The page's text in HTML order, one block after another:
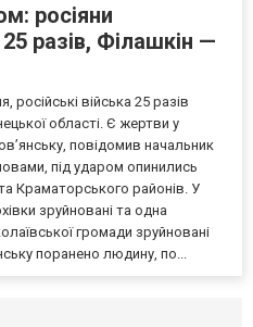
росіяни
разів, Філашкін —
війська 25 разів
області. Є жертви у
повідомив начальник
під ударом опинились
Краматорського районів. У
зруйновані та одна
громади зруйновані
поранено людину, по...